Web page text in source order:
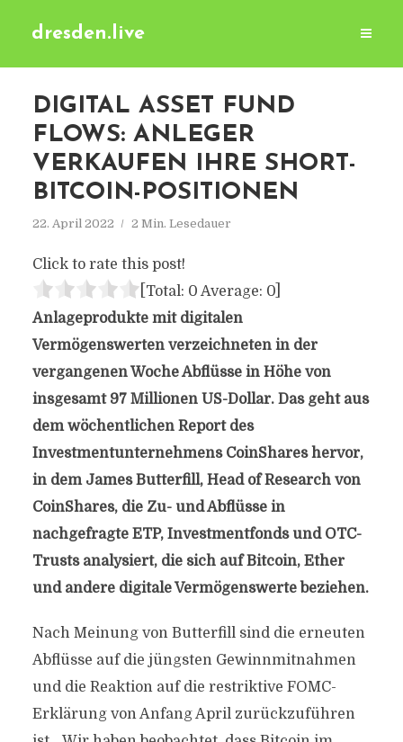
dresden.live
DIGITAL ASSET FUND
FLOWS: ANLEGER
VERKAUFEN IHRE SHORT-
BITCOIN-POSITIONEN
22. April 2022 2 Min. Lesedauer
Click to rate this post!
[Total: 0 Average: 0]
Anlageprodukte mit digitalen
Vermögenswerten verzeichneten in der
vergangenen Woche Abflüsse in Höhe von
insgesamt 97 Millionen US-Dollar. Das geht aus
dem wöchentlichen Report des
Investmentunternehmens CoinShares hervor,
in dem James Butterfill, Head of Research von
CoinShares, die Zu- und Abflüsse in
nachgefragte ETP, Investmentfonds und OTC-
Trusts analysiert, die sich auf Bitcoin, Ether
und andere digitale Vermögenswerte beziehen.
Nach Meinung von Butterfill sind die erneuten
Abflüsse auf die jüngsten Gewinnmitnahmen
und die Reaktion auf die restriktive FOMC-
Erklärung von Anfang April zurückzuführen